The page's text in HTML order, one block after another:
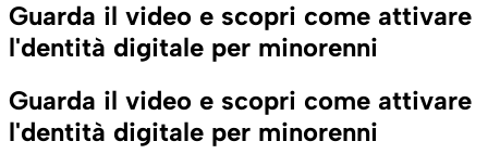
Guarda il video e scopri come attivare
l'dentità digitale per minorenni
Guarda il video e scopri come attivare
l'dentità digitale per minorenni